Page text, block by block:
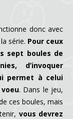
donc avec
série. Pour ceux
sept boules de
d’invoquer
permet à celui
. Dans le jeu,
ces boules, mais
vous devrez